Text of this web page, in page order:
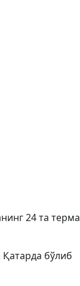
24 та терма
бўлиб